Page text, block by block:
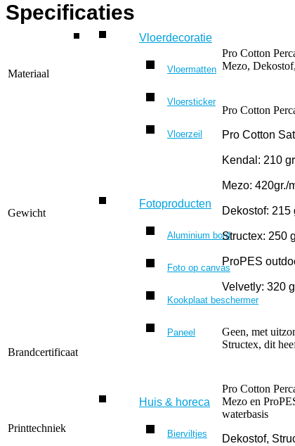
Vloerdecoratie
Vloermatten
Vloersticker
Vloerzeil
Fotoproducten
Aluminium bord
Foto op canvas
Kookplaat beschermer
Paneel
Huis & horeca
Bierviltjes
Specificaties
Materiaal
Pro Cotton
Mezo,
Gewicht
Pro Cotton
Pro Cotton
Kendal: 210
Mezo: 420gr./
Dekostof: 215
Structex: 250
ProPES
Velvetly: 320
Brandcertificaat
Geen, met
Structex, dit
Printtechniek
Pro Cotton
Mezo en
waterbasis
Dekostof,